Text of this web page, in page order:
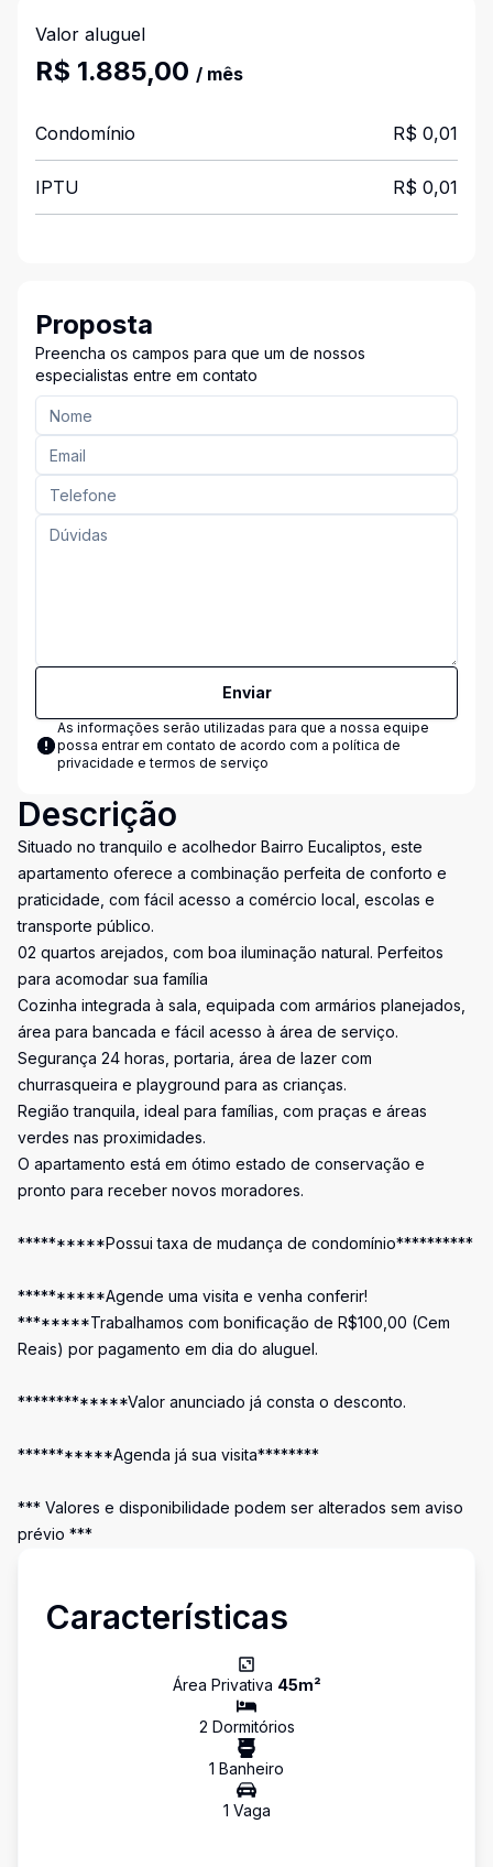
Valor aluguel
R$ 1.885,00 / mês
Condomínio R$ 0,01
IPTU R$ 0,01
Proposta
Preencha os campos para que um de nossos
especialistas entre em contato
Enviar
As informações serão utilizadas para que a nossa equipe
possa entrar em contato de acordo com a política de
privacidade e termos de serviço
Descrição
Situado no tranquilo e acolhedor Bairro Eucaliptos, este
apartamento oferece a combinação perfeita de conforto e
praticidade, com fácil acesso a comércio local, escolas e
transporte público.
02 quartos arejados, com boa iluminação natural. Perfeitos
para acomodar sua família
Cozinha integrada à sala, equipada com armários planejados,
área para bancada e fácil acesso à área de serviço.
Segurança 24 horas, portaria, área de lazer com
churrasqueira e playground para as crianças.
Região tranquila, ideal para famílias, com praças e áreas
verdes nas proximidades.
O apartamento está em ótimo estado de conservação e
pronto para receber novos moradores.
**********Possui taxa de mudança de condomínio**********
**********Agende uma visita e venha conferir!
********Trabalhamos com bonificação de R$100,00 (Cem
Reais) por pagamento em dia do aluguel.
*************Valor anunciado já consta o desconto.
***********Agenda já sua visita********
*** Valores e disponibilidade podem ser alterados sem aviso
prévio ***
Características
Área Privativa 45m²
2 Dormitórios
1 Banheiro
1 Vaga